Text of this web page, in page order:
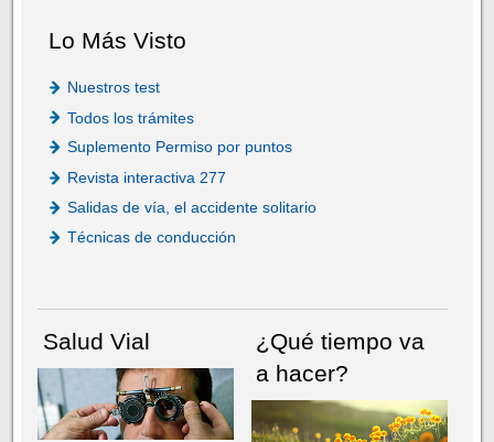
Lo Más Visto
Nuestros test
Todos los trámites
Suplemento Permiso por puntos
Revista interactiva 277
Salidas de vía, el accidente solitario
Técnicas de conducción
Salud Vial
¿Qué tiempo va
a hacer?